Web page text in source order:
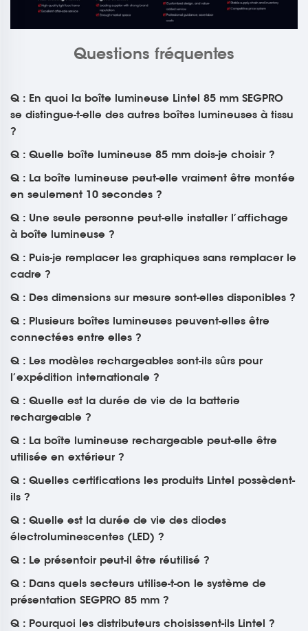
Questions fréquentes
Q : En quoi la boîte lumineuse Lintel 85 mm SEGPRO
se distingue-t-elle des autres boîtes lumineuses à tissu
?
Q : Quelle boîte lumineuse 85 mm dois-je choisir ?
Q : La boîte lumineuse peut-elle vraiment être montée
en seulement 10 secondes ?
Q : Une seule personne peut-elle installer l’affichage
à boîte lumineuse ?
Q : Puis-je remplacer les graphiques sans remplacer le
cadre ?
Q : Des dimensions sur mesure sont-elles disponibles ?
Q : Plusieurs boîtes lumineuses peuvent-elles être
connectées entre elles ?
Q : Les modèles rechargeables sont-ils sûrs pour
l’expédition internationale ?
Q : Quelle est la durée de vie de la batterie
rechargeable ?
Q : La boîte lumineuse rechargeable peut-elle être
utilisée en extérieur ?
Q : Quelles certifications les produits Lintel possèdent-
ils ?
Q : Quelle est la durée de vie des diodes
électroluminescentes (LED) ?
Q : Le présentoir peut-il être réutilisé ?
Q : Dans quels secteurs utilise-t-on le système de
présentation SEGPRO 85 mm ?
Q : Pourquoi les distributeurs choisissent-ils Lintel ?